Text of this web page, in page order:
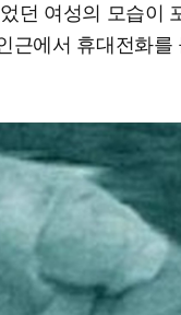
던 여성의 모습이
근에서 휴대전화를